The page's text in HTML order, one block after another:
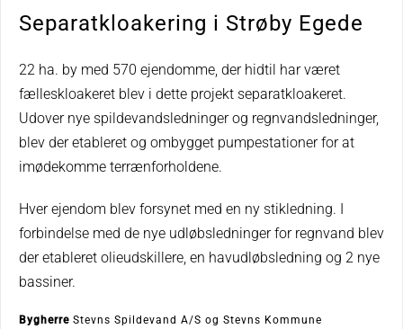
Separatkloakering i Strøby Egede
22 ha. by med 570 ejendomme, der hidtil har været
fælleskloakeret blev i dette projekt separatkloakeret.
Udover nye spildevandsledninger og regnvandsledninger,
blev der etableret og ombygget pumpestationer for at
imødekomme terrænforholdene.
Hver ejendom blev forsynet med en ny stikledning. I
forbindelse med de nye udløbsledninger for regnvand blev
der etableret olieudskillere, en havudløbsledning og 2 nye
bassiner.
Bygherre Stevns Spildevand A/S og Stevns Kommune